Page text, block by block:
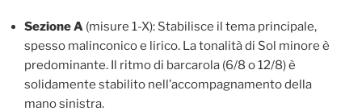
Sezione A (misure 1-X): Stabilisce il tema principale,
spesso malinconico e lirico. La tonalità di Sol minore è
predominante. Il ritmo di barcarola (6/8 o 12/8) è
solidamente stabilito nell’accompagnamento della
mano sinistra.